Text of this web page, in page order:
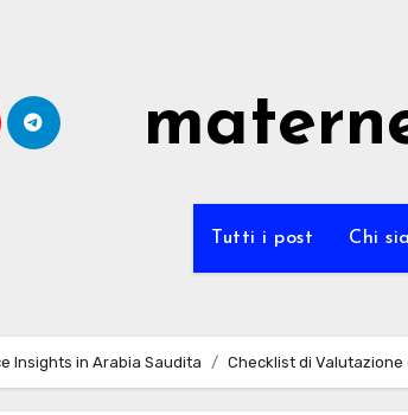
Tutti i post Chi
Insights in Arabia Saudita Checklist di